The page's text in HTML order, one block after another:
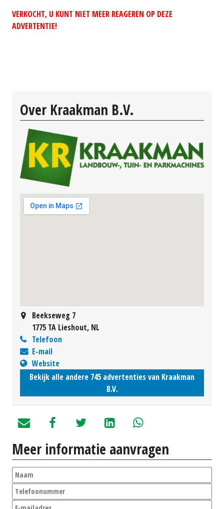
VERKOCHT, U KUNT NIET MEER REAGEREN OP DEZE
ADVERTENTIE!
Over Kraakman B.V.
Beekseweg 7
1775 TA Lieshout, NL
Telefoon
E-mail
Website
Bekijk alle andere 745 advertenties van Kraakman
B.V.
Meer informatie aanvragen